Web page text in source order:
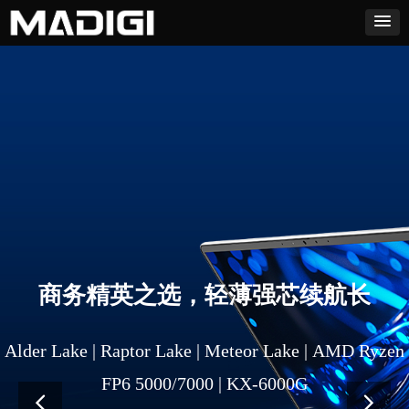
商务精英之选，轻薄强芯续航长
Alder Lake | Raptor Lake | Meteor Lake | AMD Ryzen
FP6 5000/7000 | KX-6000G